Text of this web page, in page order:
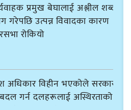
प्रमुख बेघालाई अश्लील शब्द
गरेपछि उत्पन्न विवादका कारण
रोकियो
अधिकार विहीन भएकोले सरकार
गर्न दलहरूलाई अस्थिरताको